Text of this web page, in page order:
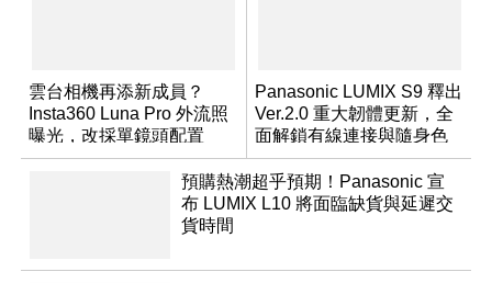
雲台相機再添新成員？
Insta360 Luna Pro 外流照
曝光，改採單鏡頭配置
Panasonic LUMIX S9 釋出
Ver.2.0 重大韌體更新，全
面解鎖有線連接與隨身色
調編輯
預購熱潮超乎預期！Panasonic 宣
布 LUMIX L10 將面臨缺貨與延遲交
貨時間